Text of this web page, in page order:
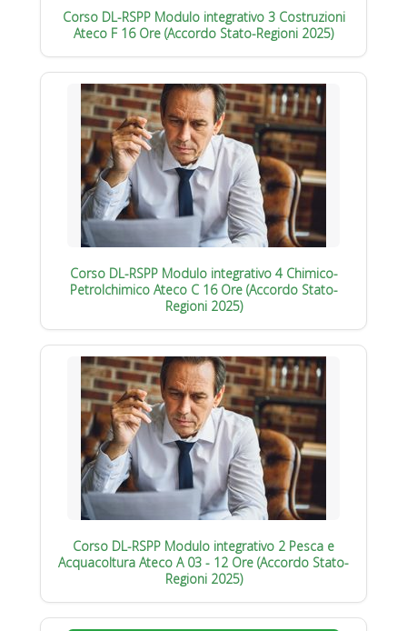
Corso DL-RSPP Modulo integrativo 3 Costruzioni
Ateco F 16 Ore (Accordo Stato-Regioni 2025)
Corso DL-RSPP Modulo integrativo 4 Chimico-
Petrolchimico Ateco C 16 Ore (Accordo Stato-
Regioni 2025)
Corso DL-RSPP Modulo integrativo 2 Pesca e
Acquacoltura Ateco A 03 - 12 Ore (Accordo Stato-
Regioni 2025)